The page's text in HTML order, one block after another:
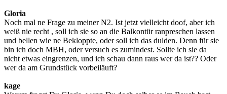
Gloria
Noch mal ne Frage zu meiner N2. Ist jetzt vielleicht doof, aber ich
weiß nie recht , soll ich sie so an die Balkontür ranpreschen lassen
und bellen wie ne Bekloppte, oder soll ich das dulden. Denn für sie
bin ich doch MBH, oder versuch es zumindest. Sollte ich sie da
nicht etwas eingrenzen, und ich schau dann raus wer da ist?? Oder
wer da am Grundstück vorbeiläuft?
kage